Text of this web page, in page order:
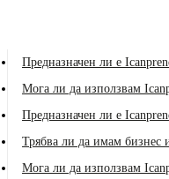
Предназначен ли е
Мога ли да използвам
Предназначен ли е
Трябва ли да имам бизнес
Мога ли да използвам